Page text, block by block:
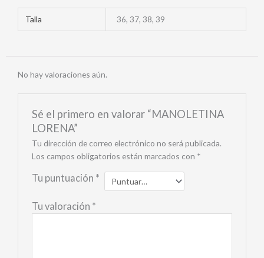
Talla 36, 37, 38, 39
No hay valoraciones aún.
Sé el primero en valorar “MANOLETINA
LORENA”
Tu dirección de correo electrónico no será publicada.
Los campos obligatorios están marcados con *
Tu puntuación *
Tu valoración *